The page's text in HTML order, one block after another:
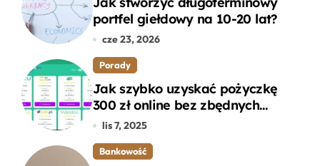
portfel giełdowy na 10-20 lat?
cze 23, 2026
Porady
Jak szybko uzyskać pożyczkę
300 zł online bez zbędnych
formalności?
lis 7, 2025
Bankowość